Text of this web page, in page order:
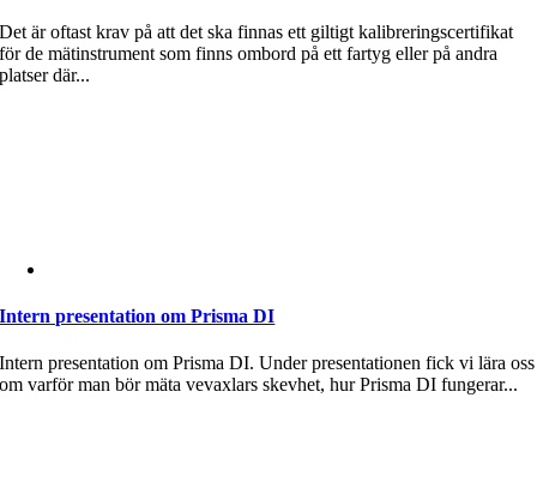
Det är oftast krav på att det ska finnas ett giltigt kalibreringscertifikat
för de mätinstrument som finns ombord på ett fartyg eller på andra
platser där...
Intern presentation om Prisma DI
Intern presentation om Prisma DI. Under presentationen fick vi lära oss
om varför man bör mäta vevaxlars skevhet, hur Prisma DI fungerar...